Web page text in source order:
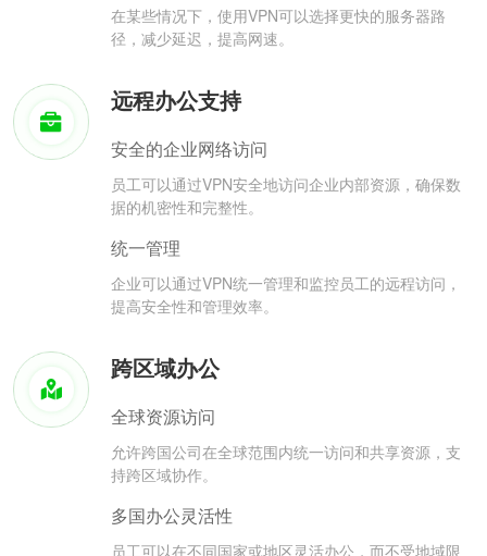
在某些情况下，使用VPN可以选择更快的服务器路
径，减少延迟，提高网速。
远程办公支持
安全的企业网络访问
员工可以通过VPN安全地访问企业内部资源，确保数
据的机密性和完整性。
统一管理
企业可以通过VPN统一管理和监控员工的远程访问，
提高安全性和管理效率。
跨区域办公
全球资源访问
允许跨国公司在全球范围内统一访问和共享资源，支
持跨区域协作。
多国办公灵活性
员工可以在不同国家或地区灵活办公，而不受地域限